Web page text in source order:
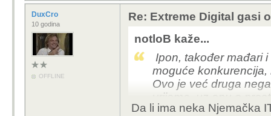
DuxCro
10 godina
OFFLINE
Re: Extreme Digital gasi
notloB kaže...
Ipon, također mađari
moguće
Ovo je već druga
vrijeme, uz onu o
universea.
Da li ima neka Njemačka